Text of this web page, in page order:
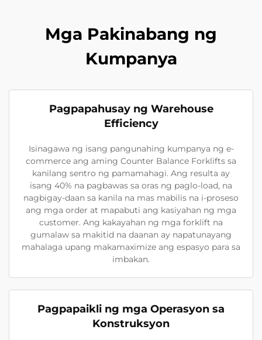
Mga Pakinabang ng
Kumpanya
Pagpapahusay ng Warehouse
Efficiency
Isinagawa ng isang pangunahing kumpanya ng e-
commerce ang aming Counter Balance Forklifts sa
kanilang sentro ng pamamahagi. Ang resulta ay
isang 40% na pagbawas sa oras ng paglo-load, na
nagbigay-daan sa kanila na mas mabilis na i-proseso
ang mga order at mapabuti ang kasiyahan ng mga
customer. Ang kakayahan ng mga forklift na
gumalaw sa makitid na daanan ay napatunayang
mahalaga upang makamaximize ang espasyo para sa
imbakan.
Pagpapaikli ng mga Operasyon sa
Konstruksyon